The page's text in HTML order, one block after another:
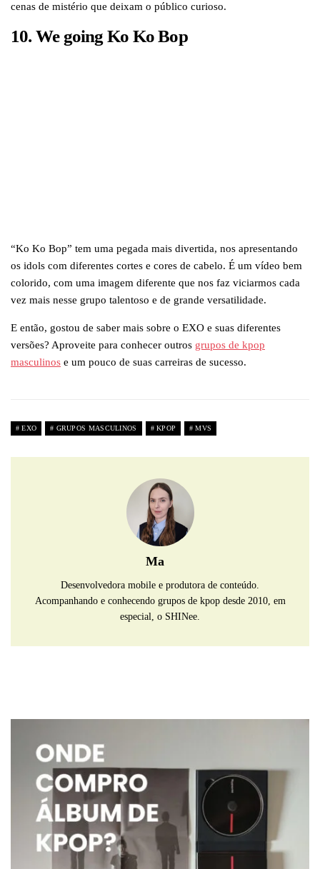
cenas de mistério que deixam o público curioso.
10. We going Ko Ko Bop
“Ko Ko Bop” tem uma pegada mais divertida, nos apresentando
os idols com diferentes cortes e cores de cabelo. É um vídeo bem
colorido, com uma imagem diferente que nos faz viciarmos cada
vez mais nesse grupo talentoso e de grande versatilidade.
E então, gostou de saber mais sobre o EXO e suas diferentes
versões? Aproveite para conhecer outros grupos de kpop
masculinos e um pouco de suas carreiras de sucesso.
EXO GRUPOS MASCULINOS KPOP MVS
Ma
Desenvolvedora mobile e produtora de conteúdo.
Acompanhando e conhecendo grupos de kpop desde 2010, em
especial, o SHINee.